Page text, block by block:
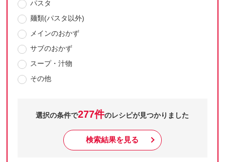
パスタ
麺類(パスタ以外)
メインのおかず
サブのおかず
スープ・汁物
その他
選択の条件で277件のレシピが見つかりました
検索結果を見る